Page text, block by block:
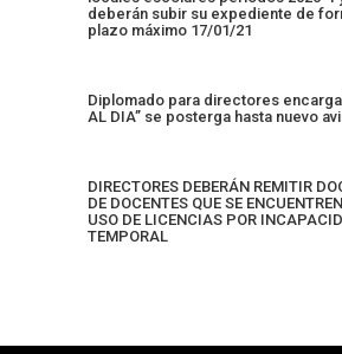
deberán subir su expediente de
plazo máximo 17/01/21
Diplomado para directores
AL DIA” se posterga hasta nuevo
DIRECTORES DEBERÁN REMITIR
DE DOCENTES QUE SE
USO DE LICENCIAS POR
TEMPORAL